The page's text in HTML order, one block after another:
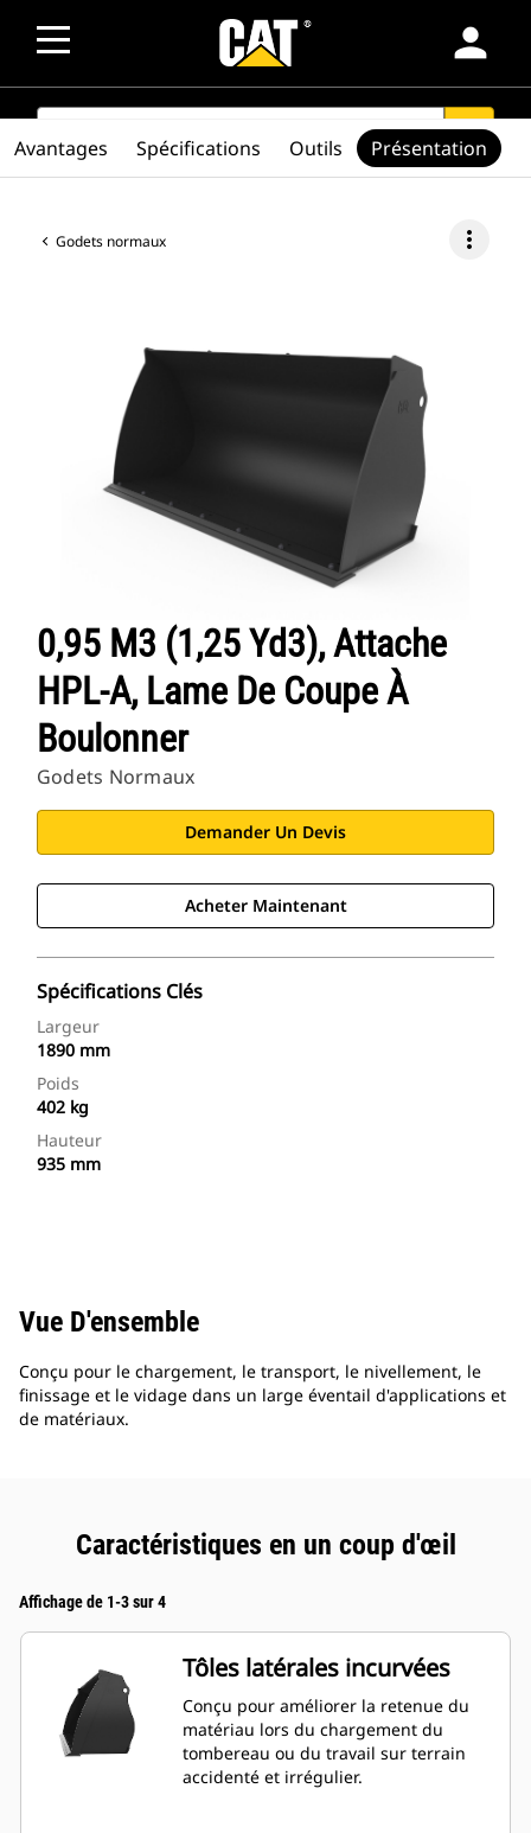
person
SEARCH search
Godets normaux more_vert
0,95 M3 (1,25 Yd3), Attache
HPL-A, Lame De Coupe À
Boulonner
Godets Normaux
Demander Un Devis
Acheter Maintenant
Spécifications Clés
Largeur
1890 mm
Poids
402 kg
Hauteur
935 mm
Avantages Spécifications Outils Présentation
Vue D'ensemble
Conçu pour le chargement, le transport, le nivellement, le
finissage et le vidage dans un large éventail d'applications et
de matériaux.
Caractéristiques en un coup d'œil
Affichage de 1-3 sur 4
Tôles latérales incurvées
Conçu pour améliorer la retenue du
matériau lors du chargement du
tombereau ou du travail sur terrain
accidenté et irrégulier.